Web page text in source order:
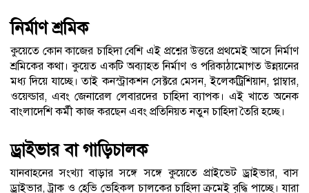
নির্মাণ শ্রমিক
কুয়েতে কোন কাজের চাহিদা বেশি এই প্রশ্নের উত্তরে প্রথমেই আসে নির্মাণ
শ্রমিকের কথা। কুয়েত একটি অব্যাহত নির্মাণ ও পরিকাঠামোগত উন্নয়নের
মধ্য দিয়ে যাচ্ছে। তাই কনস্ট্রাকশন সেক্টরে মেসন, ইলেকট্রিশিয়ান, প্লাম্বার,
ওয়েল্ডার, এবং জেনারেল লেবারদের চাহিদা ব্যাপক। এই খাতে অনেক
বাংলাদেশি কর্মী কাজ করছেন এবং প্রতিনিয়ত নতুন চাহিদা তৈরি হচ্ছে।
ড্রাইভার বা গাড়িচালক
যানবাহনের সংখ্যা বাড়ার সঙ্গে সঙ্গে কুয়েতে প্রাইভেট ড্রাইভার, বাস
ড্রাইভার, ট্রাক ও হেভি ভেহিকল চালকের চাহিদা ক্রমেই বৃদ্ধি পাচ্ছে। যারা